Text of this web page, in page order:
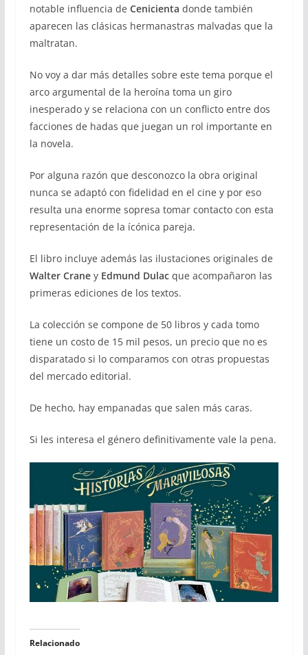
notable influencia de Cenicienta donde también
aparecen las clásicas hermanastras malvadas que la
maltratan.
No voy a dar más detalles sobre este tema porque el
arco argumental de la heroína toma un giro
inesperado y se relaciona con un conflicto entre dos
facciones de hadas que juegan un rol importante en
la novela.
Por alguna razón que desconozco la obra original
nunca se adaptó con fidelidad en el cine y por eso
resulta una enorme sopresa tomar contacto con esta
representación de la ícónica pareja.
El libro incluye además las ilustaciones originales de
Walter Craney Edmund Dulacque acompañaron las
primeras ediciones de los textos.
La colección se compone de 50 libros y cada tomo
tiene un costo de 15 mil pesos, un precio que no es
disparatado si lo comparamos con otras propuestas
del mercado editorial.
De hecho, hay empanadas que salen más caras.
Si les interesa el género definitivamente vale la pena.
Relacionado